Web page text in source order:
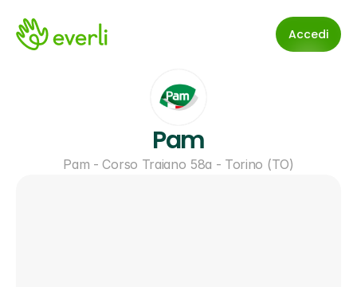
Accedi
Pam
Pam - Corso Traiano 58a - Torino (TO)